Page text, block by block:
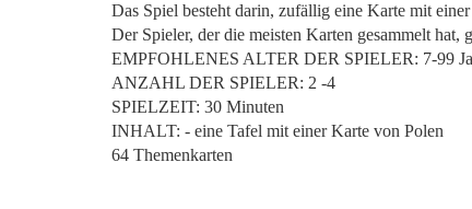
Das Spiel besteht darin, zufällig eine Karte mit
Der Spieler, der die meisten Karten gesammelt hat,
EMPFOHLENES ALTER DER SPIELER: 7-99
ANZAHL DER SPIELER: 2 -4
SPIELZEIT: 30 Minuten
INHALT: - eine Tafel mit einer Karte von Polen
64 Themenkarten